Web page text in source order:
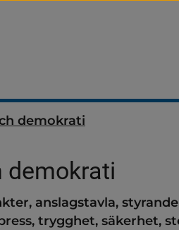
demokrati
demokrati
anslagstavla,
trygghet, säkerhet,